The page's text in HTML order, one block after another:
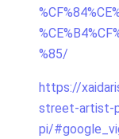
%85/
https://
street-artist-
pi/